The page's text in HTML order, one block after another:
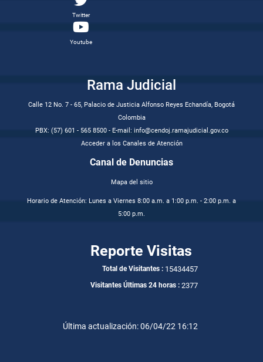
Twitter
Youtube
Rama Judicial
Calle 12 No. 7 - 65, Palacio de Justicia Alfonso Reyes Echandía, Bogotá
Colombia
PBX: (57) 601 - 565 8500 - E-mail: info@cendoj.ramajudicial.gov.co
Acceder a los Canales de Atención
Canal de Denuncias
Mapa del sitio
Horario de Atención: Lunes a Viernes 8:00 a.m. a 1:00 p.m. - 2:00 p.m. a
5:00 p.m.
Reporte Visitas
Total de Visitantes : 15434457
Visitantes Últimas 24 horas : 2377
Última actualización: 06/04/22 16:12